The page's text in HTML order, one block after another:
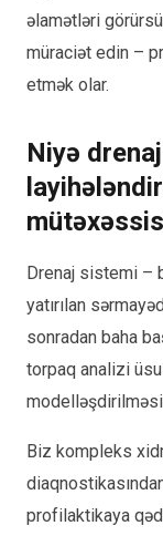
əlamətləri
müraciət edin –
etmək olar.
Niyə
Drenaj sistemi –
yatırılan
sonradan baha
torpaq analizi
Biz kompleks
profilaktikaya